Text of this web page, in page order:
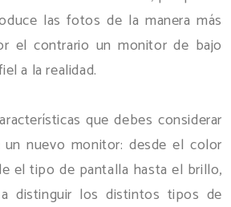
las fotos de la manera más
el contrario un monitor de bajo
a la realidad.
que debes considerar
nuevo monitor: desde el color
el tipo de pantalla hasta el brillo,
distinguir los distintos tipos de